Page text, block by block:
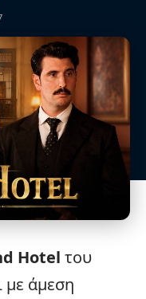
Hotel του
με άμεση